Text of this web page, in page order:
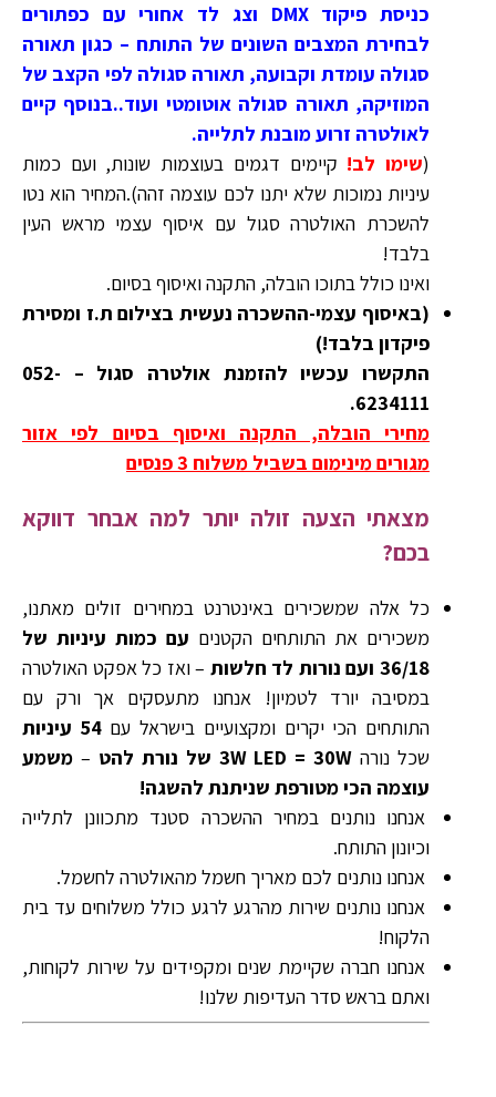
כניסת פיקוד DMX וצג לד אחורי עם כפתורים
לבחירת המצבים השונים של התותח – כגון תאורה
סגולה עומדת וקבועה, תאורה סגולה לפי הקצב של
המוזיקה, תאורה סגולה אוטומטי ועוד..בנוסף קיים
לאולטרה זרוע מובנת לתלייה.
(שימו לב! קיימים דגמים בעוצמות שונות, ועם כמות
עיניות נמוכות שלא יתנו לכם עוצמה זהה).המחיר הוא נטו
להשכרת האולטרה סגול עם איסוף עצמי מראש העין
בלבד!
ואינו כולל בתוכו הובלה, התקנה ואיסוף בסיום.
(באיסוף עצמי-ההשכרה נעשית בצילום ת.ז ומסירת
פיקדון בלבד!)
התקשרו עכשיו להזמנת אולטרה סגול – 052-
6234111.
מחירי הובלה, התקנה ואיסוף בסיום לפי אזור
מגורים מינימום בשביל משלוח 3 פנסים
מצאתי הצעה זולה יותר למה אבחר דווקא
בכם?
כל אלה שמשכירים באינטרנט במחירים זולים מאתנו,
משכירים את התותחים הקטנים עם כמות עיניות של
36/18 ועם נורות לד חלשות
– ואז כל אפקט האולטרה
במסיבה יורד לטמיון! אנחנו מתעסקים אך ורק עם
התותחים הכי יקרים ומקצועיים בישראל עם54 עיניות
שכל נורה 3W LED = 30W של נורת להט – משמע
עוצמה הכי מטורפת שניתנת להשגה!
אנחנו נותנים במחיר ההשכרה סטנד מתכוונן לתלייה
וכיונון התותח.
אנחנו נותנים לכם מאריך חשמל מהאולטרה לחשמל.
אנחנו נותנים שירות מהרגע לרגע כולל משלוחים עד בית
הלקוח!
אנחנו חברה שקיימת שנים ומקפידים על שירות לקוחות,
ואתם בראש סדר העדיפות שלנו!